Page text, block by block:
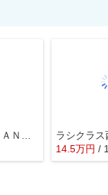
ラシクラス
14.5万円 /